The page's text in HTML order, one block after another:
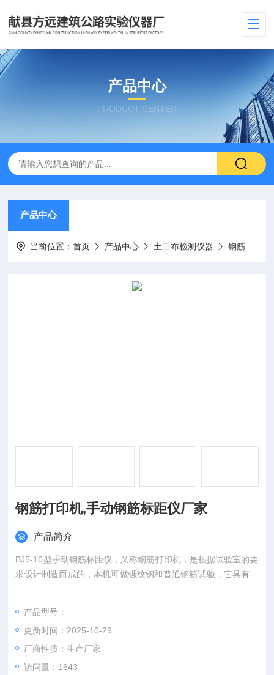
产品中心
PRODUCT CENTER
产品中心
当前位置：首页 产品中心 土工布检测仪器 钢筋打印机,手动钢筋标距仪
钢筋打印机,手动钢筋标距仪厂家
产品简介
BJ5-10型手动钢筋标距仪，又称钢筋打印机，是根据试验室的要
求设计制造而成的，本机可做螺纹钢和普通钢筋试验，它具有结
构紧凑，使用方便、灵活、准确无误等优点，是试验室必不可缺
产品型号：
更新时间：2025-10-29
厂商性质：生产厂家
访问量：1643